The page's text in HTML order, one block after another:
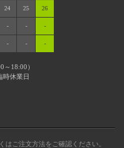
24 25 26
- - -
- - -
～18:00）
時休業日
はご注文方法をご確認ください。